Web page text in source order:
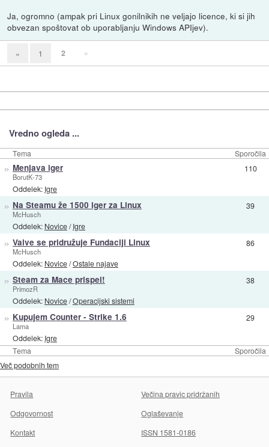
Ja, ogromno (ampak pri Linux gonilnikih ne veljajo licence, ki si jih
obvezan spoštovat ob uporabljanju Windows APIjev).
« 1 2 »
Vredno ogleda ...
Tema Sporočila
Tema Sporočila
» Menjava iger
BorutK-73
Oddelek: Igre
110
» Na Steamu že 1500 iger za Linux
McHusch
Oddelek: Novice/Igre
39
» Valve se pridružuje Fundaciji Linux
McHusch
Oddelek: Novice/Ostale najave
86
» Steam za Mace prispel!
PrimozR
Oddelek: Novice/Operacijski sistemi
38
» Kupujem Counter - Strike 1.6
Lama
Oddelek: Igre
29
Več podobnih tem
Pravila
Večina pravic pridržanih
Odgovornost
Oglaševanje
Kontakt
ISSN 1581-0186